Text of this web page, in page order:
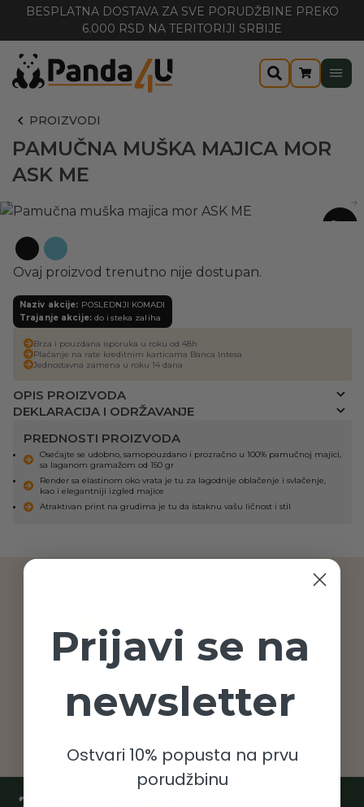
BESPLATNA DOSTAVA ZA SVE PORUDŽBINE PREKO
6.000 RSD NA TERITORIJI SRBIJE
PROIZVODI
PAMUČNA MUŠKA MAJICA MOR
ASK ME
-37%
Ovaj proizvod trenutno nije dostupan.
Naziv akcije: POSLEDNJI KOMADI
Trajanje akcije:do isteka zaliha
Brza i pouzdana isporuka u roku od 48h
Plaćanje na rate kreditnim karticama Banca Intesa
Jednostavna zamena u roku 14 dana
OPIS PROIZVODA
DEKLARACIJA I ODRŽAVANJE
PREDNOSTI PROIZVODA
Osećajte se udobno, samopouzdano i prozračno u 100% pamučnoj majici,
sa laganom gramažom od 150 gr
Render sa elastinom oko vrata je tu za lagodnije oblačenje i svlačenje,
kao i elegantniji izgled majice
Atraktivan print na grudima je tu da istaknu vašu ličnost i stil
Brza dostava do 48h
Prijavi se na
newsletter
Ostvari 10% popusta na prvu
porudžbinu